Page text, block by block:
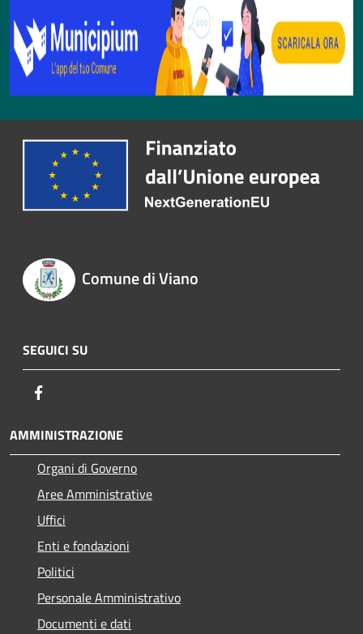
Comune di Viano
SEGUICI SU
AMMINISTRAZIONE
Organi di Governo
Aree Amministrative
Uffici
Enti e fondazioni
Politici
Personale Amministrativo
Documenti e dati